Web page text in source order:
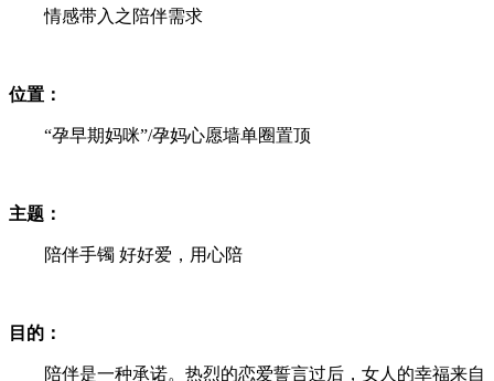
情感带入之陪伴需求
位置：
“孕早期妈咪”/孕妈心愿墙单圈置顶
主题：
陪伴手镯 好好爱，用心陪
目的：
陪伴是一种承诺。热烈的恋爱誓言过后，女人的幸福来自